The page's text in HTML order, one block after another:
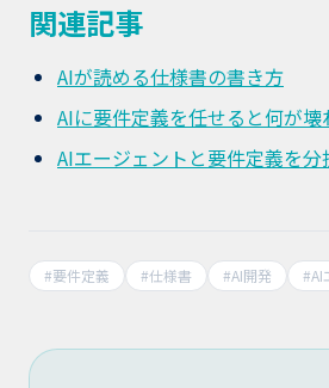
関連記事
AIが読める仕様書の書き方
AIに要件定義を任せると何が壊
AIエージェントと要件定義を分
#要件定義 #仕様書 #AI開発 #AI